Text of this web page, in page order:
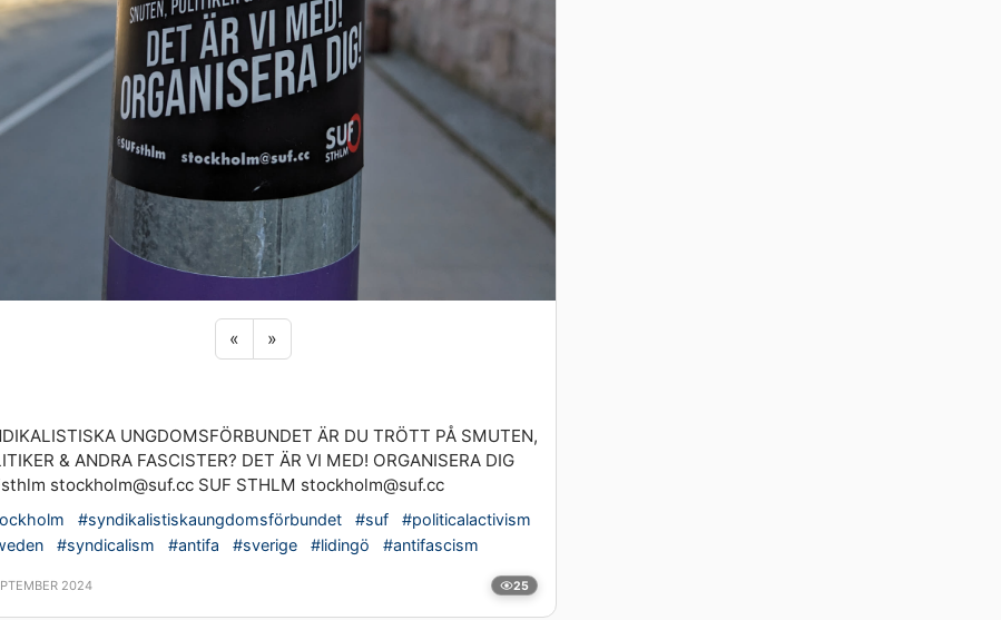
«Previous sticker
»Next sticker
UNGDOMSFÖRBUNDET ÄR DU TRÖTT PÅ SMUTEN,
& ANDRA FASCISTER? DET ÄR VI MED! ORGANISERA DIG
stockholm@suf.cc SUF STHLM stockholm@suf.cc
#syndikalistiskaungdomsförbundet #suf
#politicalactivism
#syndicalism #antifa #sverige #lidingö #antifascism
2024 25